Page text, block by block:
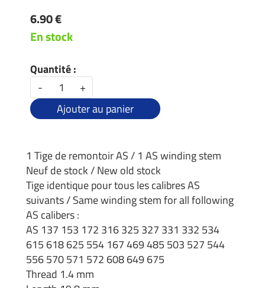
6.90 €
En stock
Quantité :
-
+
Ajouter au panier
1 Tige de remontoir AS / 1 AS winding stem
Neuf de stock / New old stock
Tige identique pour tous les calibres AS
suivants / Same winding stem for all following
AS calibers :
AS 137 153 172 316 325 327 331 332 534
615 618 625 554 167 469 485 503 527 544
556 570 571 572 608 649 675
Thread 1.4 mm